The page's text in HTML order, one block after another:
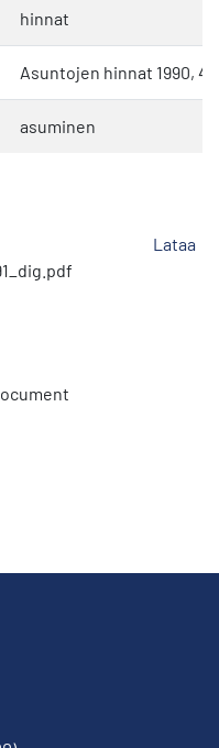
hinnat
Asuntojen hinnat 1990,
asuminen
Lataa